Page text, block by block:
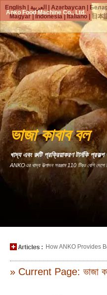
Anko Food Machine Co., Ltd.
ভাজা কাবাব বল
খাদ্য এবং রুটি প্রক্রিয়াকরণ টার্নকি
ANKOএর খাদ্য উত্পাদন সরঞ্জাম 110 টিরও বেশি
How ANKO Provides
» Current Page: ভাজা
English العربية |Azərbaycan
Magyar|Indonesia| Italiano| 日本